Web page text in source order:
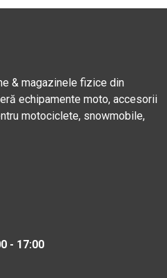
& magazinele fizice din
echipamente moto, accesorii
motociclete, snowmobile,
- 17:00